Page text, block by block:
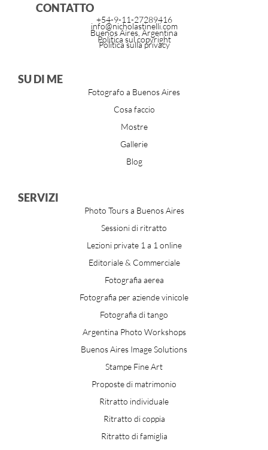
SU DI ME
Fotografo a Buenos Aires
Cosa faccio
Mostre
Gallerie
Blog
CONTATTO
+54-9-11-27289416
info@nicholastinelli.com
Buenos Aires, Argentina
Politica sul copyright
Politica sulla privacy
SERVIZI
Photo Tours a Buenos Aires
Sessioni di ritratto
Lezioni private 1 a 1 online
Editoriale & Commerciale
Fotografia aerea
Fotografia per aziende vinicole
Fotografia di tango
Argentina Photo Workshops
Buenos Aires Image Solutions
Stampe Fine Art
Proposte di matrimonio
Ritratto individuale
Ritratto di coppia
Ritratto di famiglia